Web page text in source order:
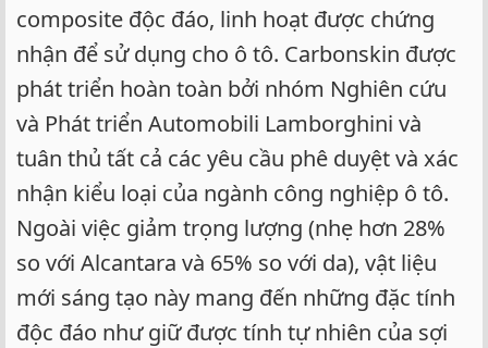
composite độc đáo, linh hoạt được chứng
nhận để sử dụng cho ô tô. Carbonskin được
phát triển hoàn toàn bởi nhóm Nghiên cứu
và Phát triển Automobili Lamborghini và
tuân thủ tất cả các yêu cầu phê duyệt và xác
nhận kiểu loại của ngành công nghiệp ô tô.
Ngoài việc giảm trọng lượng (nhẹ hơn 28%
so với Alcantara và 65% so với da), vật liệu
mới sáng tạo này mang đến những đặc tính
độc đáo như giữ được tính tự nhiên của sợi